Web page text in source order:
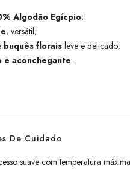
Algodão Egícpio;
, versátil;
buquês florais leve e delicado;
e aconchegante.
De Cuidado
suave com temperatura